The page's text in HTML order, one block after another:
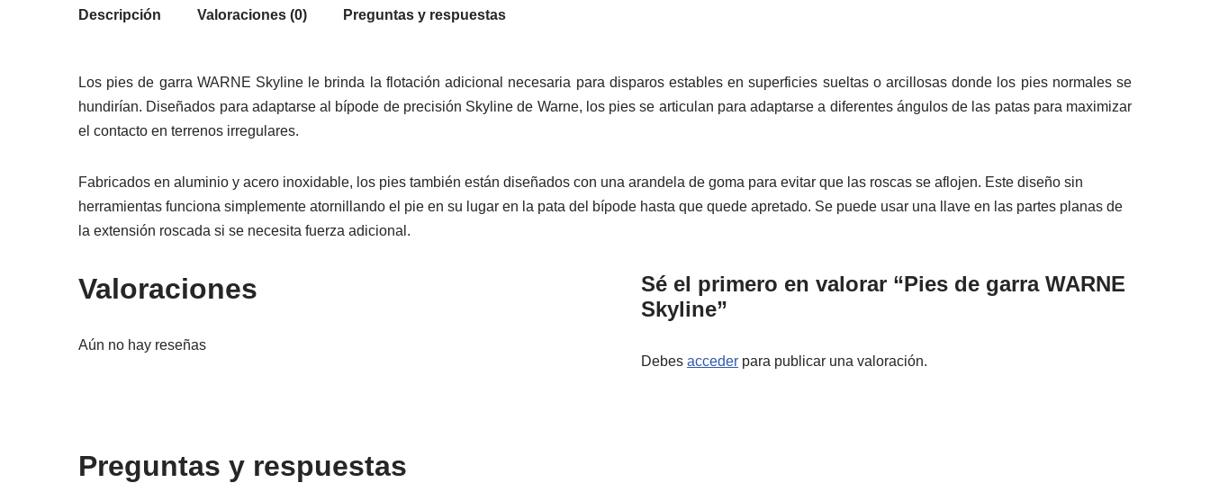
Descripción Valoraciones (0) Preguntas y respuestas
Los pies de garra WARNE Skyline le brinda la flotación adicional necesaria para disparos estables en superficies sueltas o arcillosas donde los pies normales se
hundirían. Diseñados para adaptarse al bípode de precisión Skyline de Warne, los pies se articulan para adaptarse a diferentes ángulos de las patas para maximizar
el contacto en terrenos irregulares.
Fabricados en aluminio y acero inoxidable, los pies también están diseñados con una arandela de goma para evitar que las roscas se aflojen. Este diseño sin
herramientas funciona simplemente atornillando el pie en su lugar en la pata del bípode hasta que quede apretado. Se puede usar una llave en las partes planas de
la extensión roscada si se necesita fuerza adicional.
Valoraciones
Aún no hay reseñas
Sé el primero en valorar “Pies de garra WARNE
Skyline”
Debes acceder para publicar una valoración.
Preguntas y respuestas